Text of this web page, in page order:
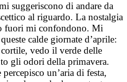
suggeriscono di andare da
al riguardo. La nostalgia
fuori mi confondono. Mi
calde giornate d’aprile:
vedo il verde delle
gli odori della primavera.
un’aria di festa,